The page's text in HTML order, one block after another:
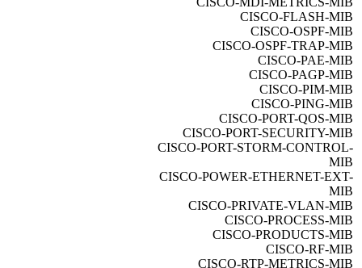
CISCO-FLASH-MIB
CISCO-OSPF-MIB
CISCO-OSPF-TRAP-MIB
CISCO-PAE-MIB
CISCO-PAGP-MIB
CISCO-PIM-MIB
CISCO-PING-MIB
CISCO-PORT-QOS-MIB
CISCO-PORT-SECURITY-MIB
CISCO-PORT-STORM-CONTROL-
MIB
CISCO-POWER-ETHERNET-EXT-
MIB
CISCO-PRIVATE-VLAN-MIB
CISCO-PROCESS-MIB
CISCO-PRODUCTS-MIB
CISCO-RF-MIB
CISCO-RTP-METRICS-MIB